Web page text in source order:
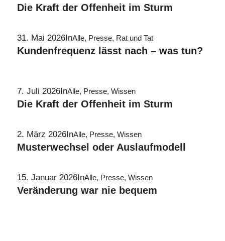
Die Kraft der Offenheit im Sturm
31. Mai 2026InAlle, Presse, Rat und Tat
Kundenfrequenz lässt nach – was tun?
7. Juli 2026InAlle, Presse, Wissen
Die Kraft der Offenheit im Sturm
2. März 2026InAlle, Presse, Wissen
Musterwechsel oder Auslaufmodell
15. Januar 2026InAlle, Presse, Wissen
Veränderung war nie bequem